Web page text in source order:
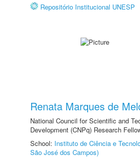
Repositório Institucional UNESP
Renata Marques de
National Council for Scientific and
Development (CNPq) Research
School: Instituto de Ciência e
São José dos Campos)